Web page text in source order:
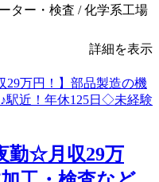
ター・検査 / 化学系工場
詳細を表示
勤☆月収29万